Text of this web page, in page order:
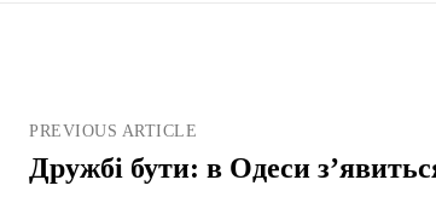
PREVIOUS ARTICLE
Дружбі бути: в Одеси